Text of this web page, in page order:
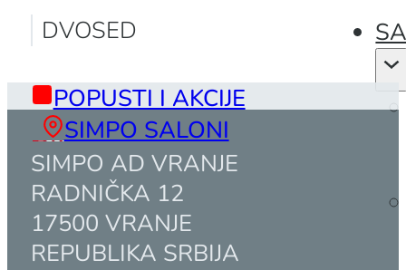
DVOSED
POPUSTI I AKCIJE
SIMPO SALONI
SIMPO AD VRANJE
RADNIČKA 12
17500 VRANJE
REPUBLIKA SRBIJA